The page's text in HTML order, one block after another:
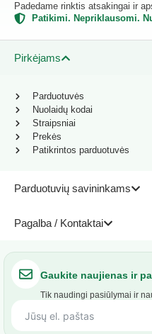
Padedame rinktis atsakingai ir
Patikimi. Nepriklausomi.
Pirkėjams
Parduotuvių savininkams
Pagalba / Kontaktai
Parduotuvės
Nuolaidų kodai
Straipsniai
Prekės
Patikrintos parduotuvės
Gaukite naujienas ir
Tik naudingi pasiūlymai ir